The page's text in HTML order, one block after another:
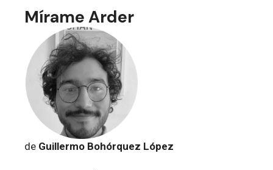
Mírame Arder
de Guillermo Bohórquez López